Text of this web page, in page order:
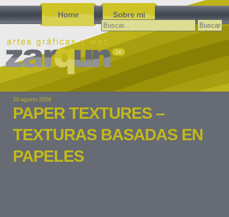
Home Sobre mi
Buscar:
20 agosto 2008
PAPER TEXTURES –
TEXTURAS BASADAS EN
PAPELES